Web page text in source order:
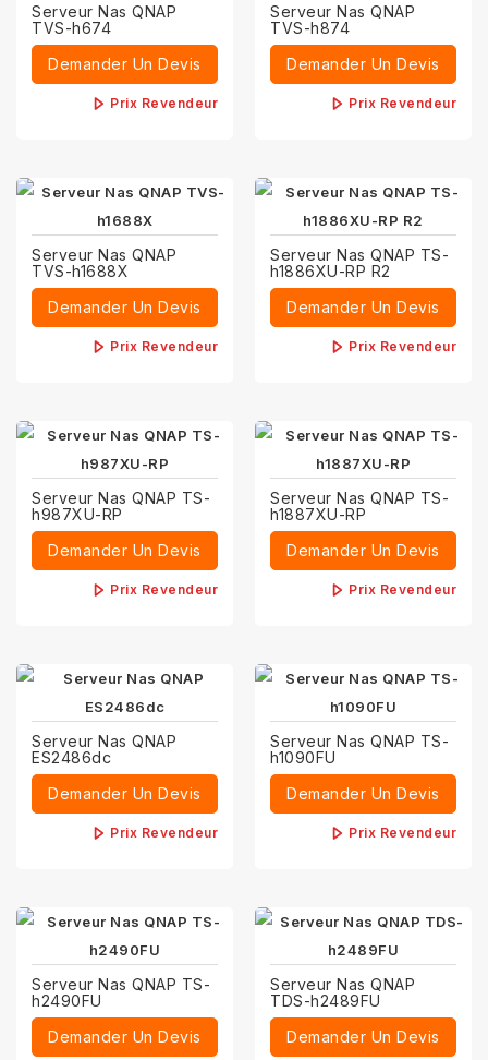
Serveur Nas QNAP
TVS-h674
Demander Un Devis
Prix Revendeur
Serveur Nas QNAP
TVS-h874
Demander Un Devis
Prix Revendeur
Serveur Nas QNAP
TVS-h1688X
Demander Un Devis
Prix Revendeur
Serveur Nas QNAP TS-
h1886XU-RP R2
Demander Un Devis
Prix Revendeur
Serveur Nas QNAP TS-
h987XU-RP
Demander Un Devis
Prix Revendeur
Serveur Nas QNAP TS-
h1887XU-RP
Demander Un Devis
Prix Revendeur
Serveur Nas QNAP
ES2486dc
Demander Un Devis
Prix Revendeur
Serveur Nas QNAP TS-
h1090FU
Demander Un Devis
Prix Revendeur
Serveur Nas QNAP TS-
h2490FU
Demander Un Devis
Serveur Nas QNAP
TDS-h2489FU
Demander Un Devis